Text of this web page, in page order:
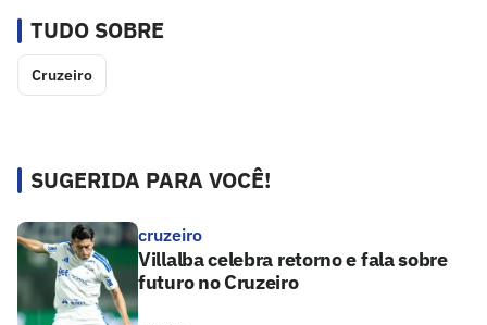
TUDO SOBRE
Cruzeiro
SUGERIDA PARA VOCÊ!
cruzeiro
Villalba celebra retorno e fala sobre
futuro no Cruzeiro